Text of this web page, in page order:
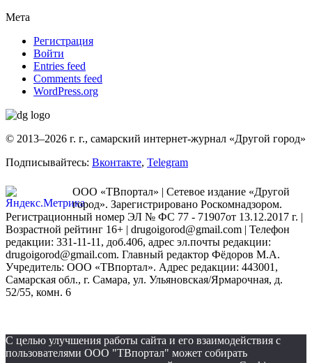
Мета
Регистрация
Войти
Entries feed
Comments feed
WordPress.org
© 2013–2026 г. г., самарский интернет-журнал «Другой город»
Подписывайтесь: Вконтакте, Telegram
ООО «ТВпортал» | Сетевое издание «Другой
город». Зарегистрировано Роскомнадзором.
Регистрационный номер ЭЛ № ФС 77 - 71907от 13.12.2017 г. |
Возрастной рейтинг 16+ | drugoigorod@gmail.com | Телефон
редакции: 331-11-11, доб.406, адрес эл.почты редакции:
drugoigorod@gmail.com. Главный редактор Фёдоров М.А.
Учредитель: ООО «ТВпортал». Адрес редакции: 443001,
Самарская обл., г. Самара, ул. Ульяновская/Ярмарочная, д.
52/55, комн. 6
С целью улучшения работы сайта и его взаимодействия с
пользователями ООО "ТВпортал" может собирать